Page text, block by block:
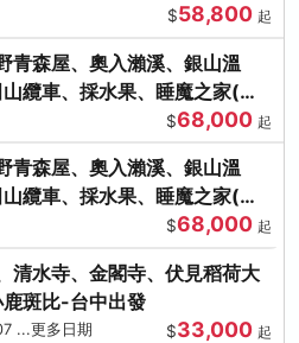
$58,800 起
青森屋、奧入瀨溪、銀山溫
纜車、採水果、睡魔之家(不
$68,000 起
青森屋、奧入瀨溪、銀山溫
纜車、採水果、睡魔之家(不
$68,000 起
清水寺、金閣寺、伏見稻荷大
斑比-台中出發
...更多日期 $33,000 起